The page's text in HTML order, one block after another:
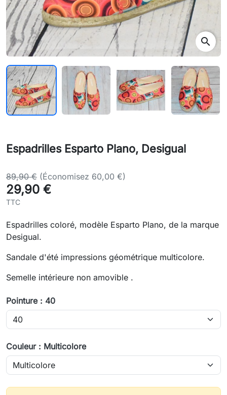
search
Espadrilles Esparto Plano, Desigual
89,90 € (Économisez 60,00 €)
29,90 €
TTC
Espadrilles coloré, modèle Esparto Plano, de la marque
Desigual.
Sandale d'été impressions géométrique multicolore.
Semelle intérieure non amovible .
Pointure : 40
Couleur : Multicolore